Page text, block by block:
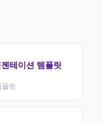
테이션 템플릿
플릿